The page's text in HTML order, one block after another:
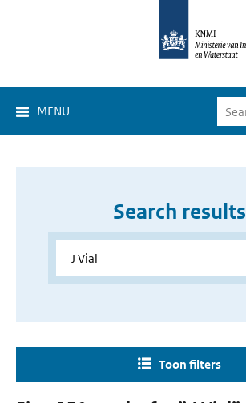
MENU
Search results
Toon filters